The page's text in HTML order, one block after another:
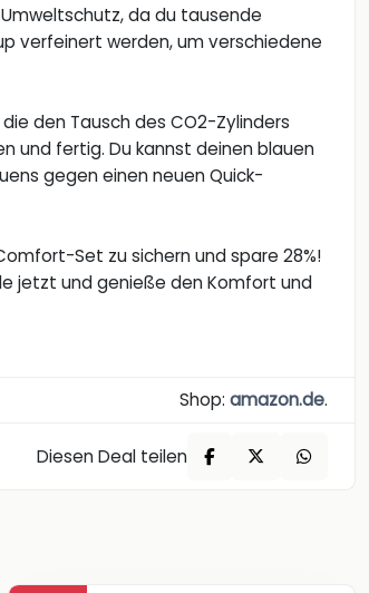
da du tausende
verfeinert werden, um verschiedene
den Tausch des CO2-Zylinders
und fertig. Du kannst deinen blauen
gegen einen neuen Quick-
Set zu sichern und spare 28%!
jetzt und genieße den Komfort und
Shop: amazon.de.
Diesen Deal teilen